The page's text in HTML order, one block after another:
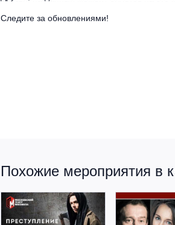
Следите за обновлениями!
Похожие мероприятия в